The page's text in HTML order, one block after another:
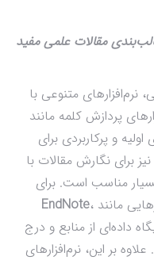
مقالات علمی مفید
نرم‌افزارهای متنوعی با
پردازش کلمه مانند
اولیه و پرکاربردی برای
نیز برای نگارش مقالات با
مناسب است. برای
مانند EndNote،
داده‌ای از منابع و درج
بر این، نرم‌افزارهای